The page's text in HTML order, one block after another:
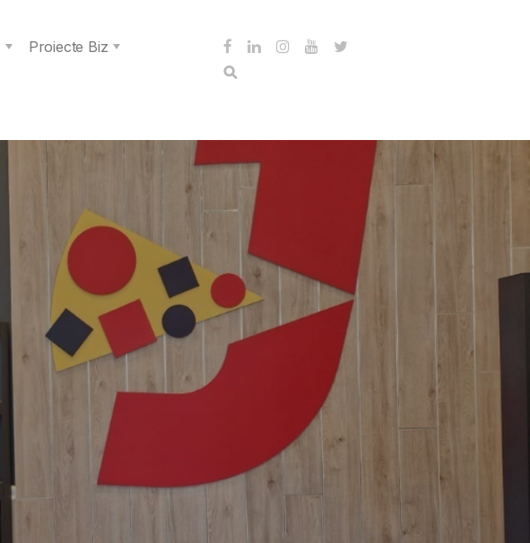
Proiecte Biz